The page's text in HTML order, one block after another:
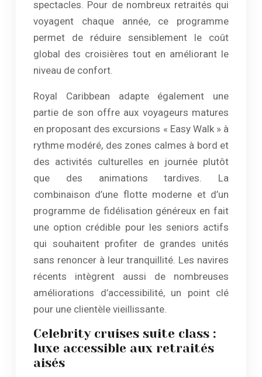
spectacles. Pour de nombreux retraités qui
voyagent chaque année, ce programme
permet de réduire sensiblement le coût
global des croisières tout en améliorant le
niveau de confort.
Royal Caribbean adapte également une
partie de son offre aux voyageurs matures
en proposant des excursions « Easy Walk » à
rythme modéré, des zones calmes à bord et
des activités culturelles en journée plutôt
que des animations tardives. La
combinaison d’une flotte moderne et d’un
programme de fidélisation généreux en fait
une option crédible pour les seniors actifs
qui souhaitent profiter de grandes unités
sans renoncer à leur tranquillité. Les navires
récents intègrent aussi de nombreuses
améliorations d’accessibilité, un point clé
pour une clientèle vieillissante.
Celebrity cruises suite class :
luxe accessible aux retraités
aisés